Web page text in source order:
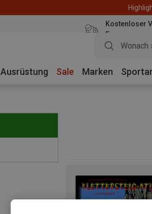
Kostenloser
Euro
Ausrüstung Sale Marken